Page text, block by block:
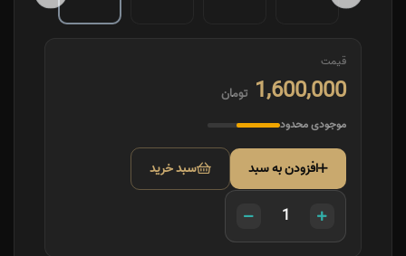
قیمت
1,600,000 تومان
موجودی محدود
افزودن به سبد سبد خرید